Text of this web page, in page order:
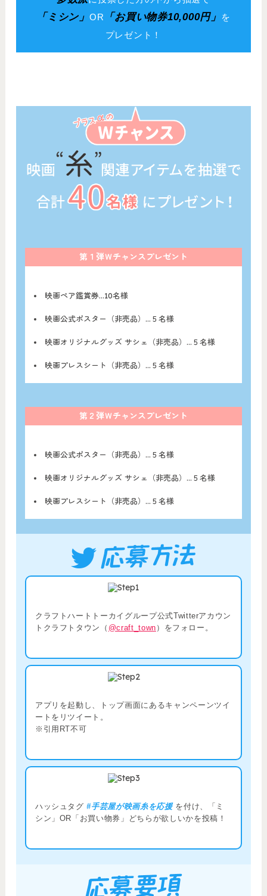
「ミシン」 OR 「お買い物券10,000円」 を
プレゼント！
第１弾Ｗチャンスプレゼント
映画ペア鑑賞券…10名様
映画公式ポスター（非売品）…５名様
映画オリジナルグッズ サシェ（非売品）…５名様
映画プレスシート（非売品）…５名様
第２弾Ｗチャンスプレゼント
映画公式ポスター（非売品）…５名様
映画オリジナルグッズ サシェ（非売品）…５名様
映画プレスシート（非売品）…５名様
クラフトハートトーカイグループ公式Twitterアカウン
トクラフトタウン（ @craft_town ）をフォロー。
アプリを起動し、トップ画面にあるキャンペーンツイ
ートをリツイート。
※引用RT不可
ハッシュタグ#手芸屋が映画糸を応援を付け、「ミ
シン」OR「お買い物券」どちらが欲しいかを投稿！